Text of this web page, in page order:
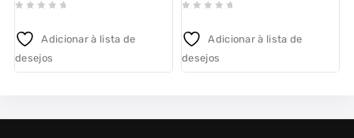
out
Adicionar à lista de
desejos
out
Adicionar à lista de
desejos